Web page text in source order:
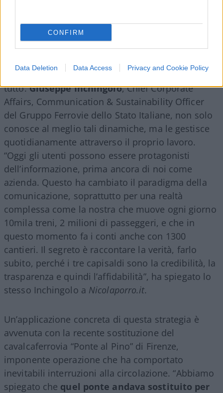
CONFIRM
Data Deletion Data Access Privacy and Cookie Policy
“La comunicazione digitale ha disintermediato il
flusso informativo”. E questo ha cambiato davvero
tutto.Giuseppe Inchingolo, Chief Corporate
Affairs, Communication & Sustainability Officer
del Gruppo Ferrovie dello Stato Italiane, non solo
conosce al meglio tali dinamiche, ma le gestisce
quotidianamente attraverso il proprio lavoro.
“Oggi gli utenti possono essere protagonisti
dell’informazione, prima ancora di noi come
azienda. Questo ha cambiato il paradigma della
comunicazione, soprattutto per una realtà
complessa come la nostra che muove ogni giorno
10mila treni, 2 milioni di passeggeri, e che in
questo momento fa i conti anche con 1300
cantieri. Il segreto è raccontare la verità, farlo
subito, perché i tre capisaldi sono la credibilità, la
trasparenza e quindi l’affidabilità”, ha spiegato lo
stesso Inchingolo a Nicolaporro.it.
Un’applicazione concreta di questa strategia è
avvenuta con la recente sostituzione del
cavalcaferrovia “Ponte al Pino” di Firenze,
imponente operazione che ha comportato
inevitabili interruzioni alla circolazione. “Abbiamo
spiegato che quel ponte andava sostituito per